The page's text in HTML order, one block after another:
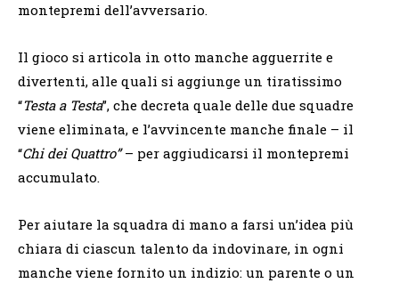
montepremi dell’avversario.
Il gioco si articola in otto manche agguerrite e
divertenti, alle quali si aggiunge un tiratissimo
“Testa a Testa”, che decreta quale delle due squadre
viene eliminata, e l’avvincente manche finale – il
“Chi dei Quattro”– per aggiudicarsi il montepremi
accumulato.
Per aiutare la squadra di mano a farsi un’idea più
chiara di ciascun talento da indovinare, in ogni
manche viene fornito un indizio: un parente o un